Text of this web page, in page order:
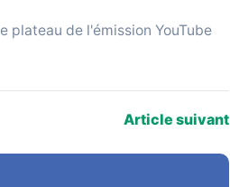
plateau de l'émission YouTube
Article suivant